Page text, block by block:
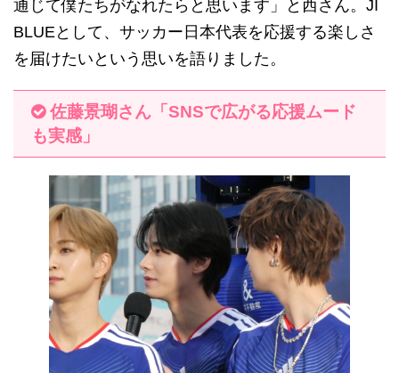
通じて僕たちがなれたらと思います」と西さん。JI
BLUEとして、サッカー日本代表を応援する楽しさ
を届けたいという思いを語りました。
佐藤景瑚さん「SNSで広がる応援ムード
も実感」